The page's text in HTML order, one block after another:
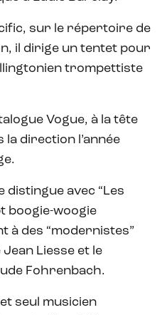
sur le répertoire de
il dirige un tentet pour
trompettiste
Vogue, à la tête
direction l’année
distingue avec “Les
boogie-woogie
à des “modernistes”
Liesse et le
Fohrenbach.
seul musicien